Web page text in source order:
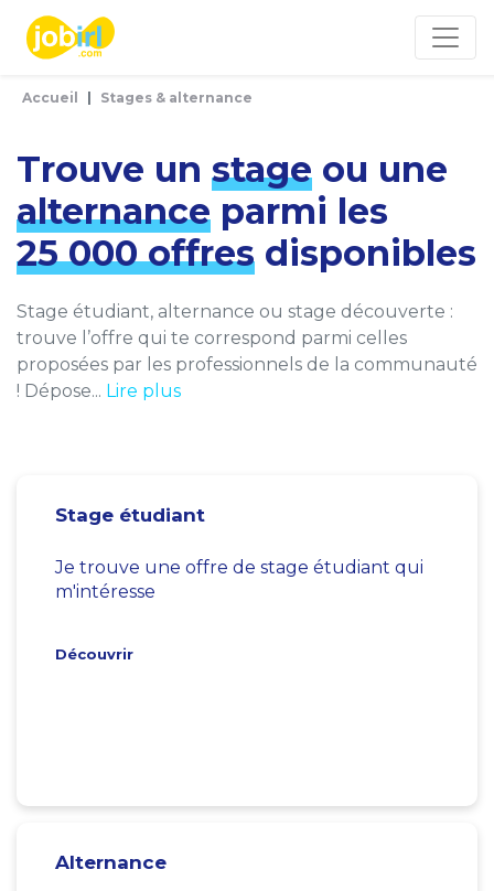
Accueil Stages & alternance
Trouve un stage ou une
alternance parmi les
25 000 offres disponibles
Stage étudiant, alternance ou stage découverte :
trouve l’offre qui te correspond parmi celles
proposées par les professionnels de la communauté
! Dépose... Lire plus
Stage étudiant
Je trouve une offre de stage étudiant qui
m'intéresse
Découvrir
Alternance
Panneau de gestion des cookies